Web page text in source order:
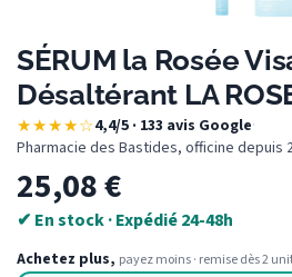
SÉRUM la Rosée
Désaltérant LA
★★★★☆4,4/5 · 133 avis Google·
Pharmacie des Bastides, officine depuis
25,08€
✔ En stock · Expédié 24-48h
Achetez plus, payez moins · remise dès 2